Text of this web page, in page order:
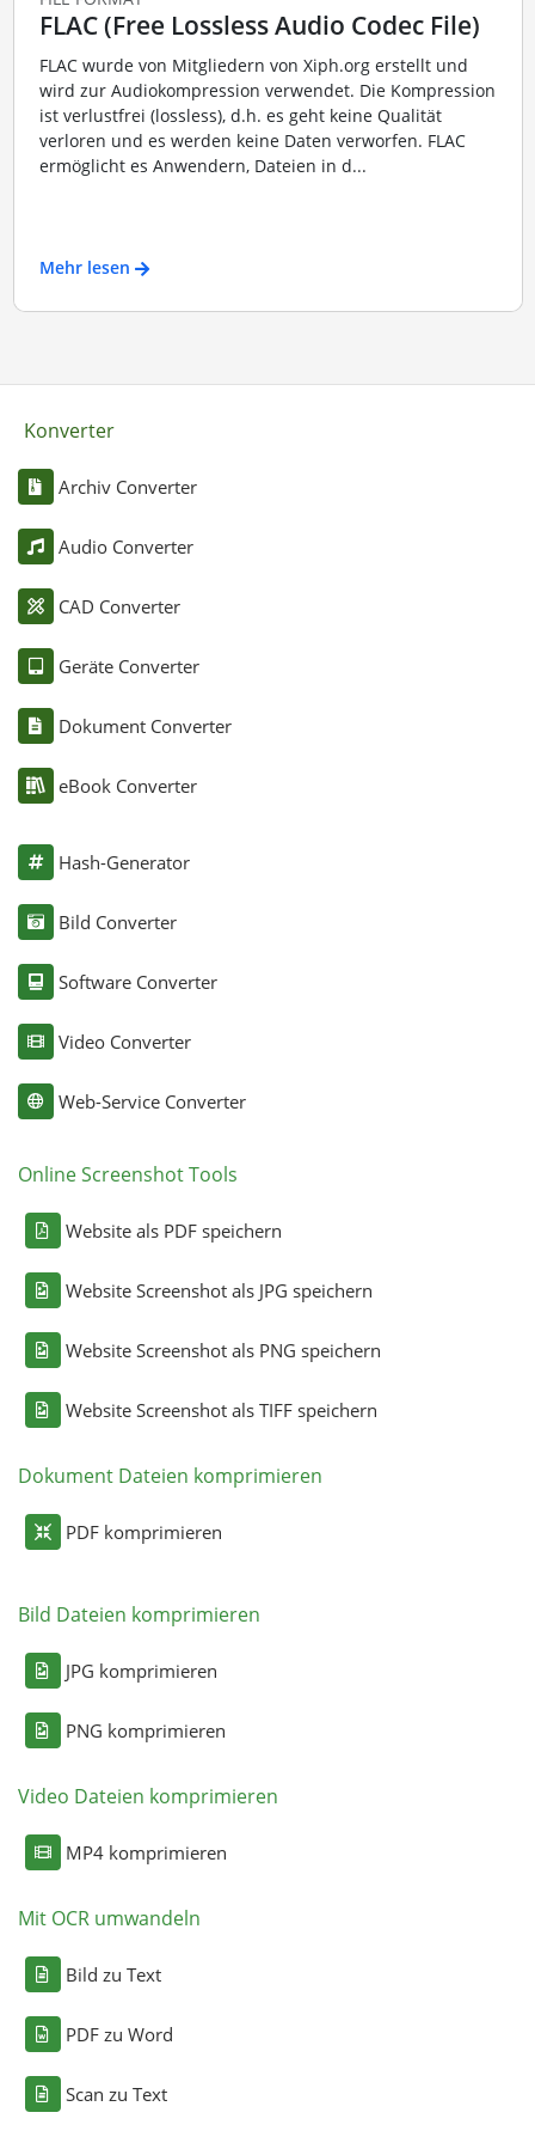
FLAC (Free Lossless Audio Codec File)
FLAC wurde von Mitgliedern von Xiph.org erstellt und
wird zur Audiokompression verwendet. Die Kompression
ist verlustfrei (lossless), d.h. es geht keine Qualität
verloren und es werden keine Daten verworfen. FLAC
ermöglicht es Anwendern, Dateien in d...
Mehr lesen
Konverter
Archiv Converter
Audio Converter
CAD Converter
Geräte Converter
Dokument Converter
eBook Converter
Hash-Generator
Bild Converter
Software Converter
Video Converter
Web-Service Converter
Online Screenshot Tools
Website als PDF speichern
Website Screenshot als JPG speichern
Website Screenshot als PNG speichern
Website Screenshot als TIFF speichern
Dokument Dateien komprimieren
PDF komprimieren
Bild Dateien komprimieren
JPG komprimieren
PNG komprimieren
Video Dateien komprimieren
MP4 komprimieren
Mit OCR umwandeln
Bild zu Text
PDF zu Word
Scan zu Text